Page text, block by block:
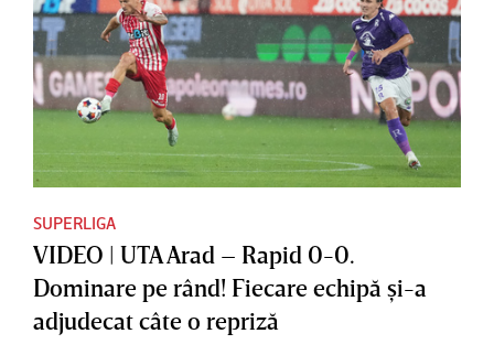
SUPERLIGA
VIDEO | UTA Arad – Rapid 0-0.
Dominare pe rând! Fiecare echipă şi-a
adjudecat câte o repriză